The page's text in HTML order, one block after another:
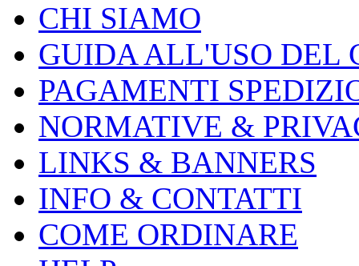
CHI SIAMO
GUIDA ALL'USO DEL
PAGAMENTI
NORMATIVE &
LINKS & BANNERS
INFO & CONTATTI
COME ORDINARE